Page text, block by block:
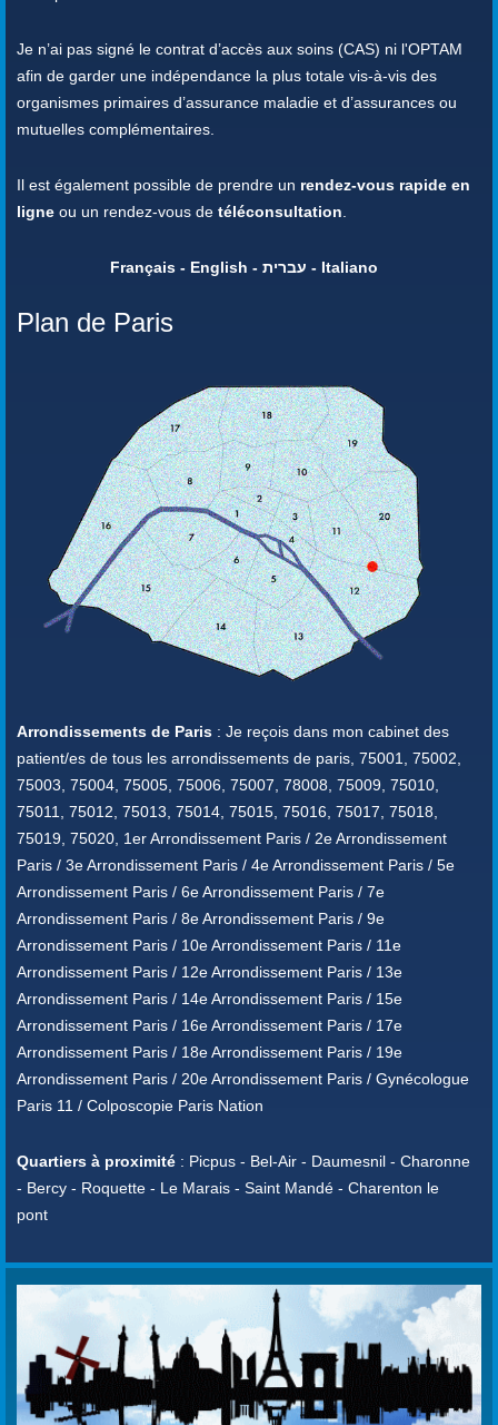
Je n’ai pas signé le contrat d’accès aux soins (CAS) ni l'OPTAM
afin de garder une indépendance la plus totale vis-à-vis des
organismes primaires d’assurance maladie et d’assurances ou
mutuelles complémentaires.
Il est également possible de prendre un rendez-vous rapide en
ligne ou un rendez-vous de téléconsultation
Français - English - עברית - Italiano
Plan de Paris
Arrondissements de Paris : Je reçois dans mon cabinet des
patient/es de tous les arrondissements de paris, 75001, 75002,
75003, 75004, 75005, 75006, 75007, 78008, 75009, 75010,
75011, 75012, 75013, 75014, 75015, 75016, 75017, 75018,
75019, 75020, 1er Arrondissement Paris / 2e Arrondissement
Paris / 3e Arrondissement Paris / 4e Arrondissement Paris / 5e
Arrondissement Paris / 6e Arrondissement Paris / 7e
Arrondissement Paris / 8e Arrondissement Paris / 9e
Arrondissement Paris / 10e Arrondissement Paris / 11e
Arrondissement Paris / 12e Arrondissement Paris / 13e
Arrondissement Paris / 14e Arrondissement Paris / 15e
Arrondissement Paris / 16e Arrondissement Paris / 17e
Arrondissement Paris / 18e Arrondissement Paris / 19e
Arrondissement Paris / 20e Arrondissement Paris / Gynécologue
Paris 11 / Colposcopie Paris Nation
Quartiers à proximité : Picpus - Bel-Air - Daumesnil - Charonne
- Bercy - Roquette - Le Marais - Saint Mandé - Charenton le
pont